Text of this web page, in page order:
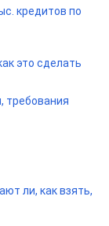
кредитов по
это сделать
требования
ли, как взять,